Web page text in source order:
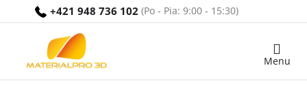
+421 948 736 102
Nákupný